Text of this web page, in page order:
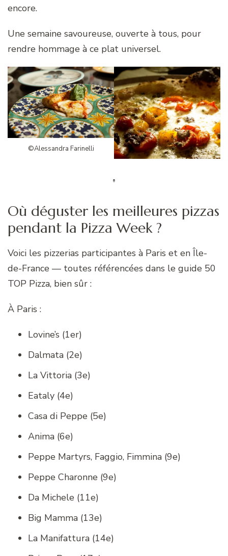
encore.
Une semaine savoureuse, ouverte à tous, pour
rendre hommage à ce plat universel.
©Alessandra Farinelli
Où déguster les meilleures pizzas
pendant la Pizza Week ?
Voici les pizzerias participantes à Paris et en Île-
de-France — toutes référencées dans le guide 50
TOP Pizza, bien sûr :
À Paris :
Lovine’s (1er)
Dalmata (2e)
La Vittoria (3e)
Eataly (4e)
Casa di Peppe (5e)
Anima (6e)
Peppe Martyrs, Faggio, Fimmina (9e)
Peppe Charonne (9e)
Da Michele (11e)
Big Mamma (13e)
La Manifattura (14e)